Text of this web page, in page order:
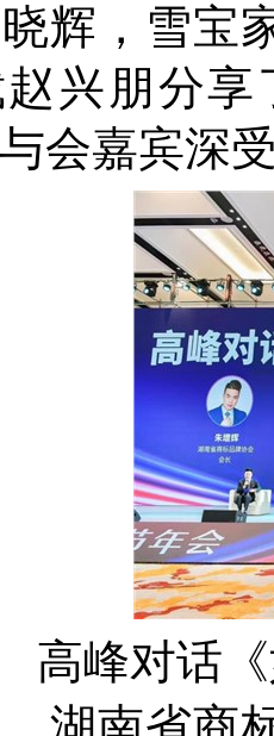
辉，雪宝
赵兴朋分
会嘉宾深
高峰对话